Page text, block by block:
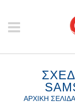
ΑΡΧΙΚΉ ΣΕΛΊΔΑ